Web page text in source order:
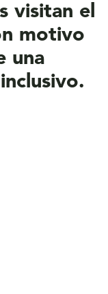
visitan el
motivo
una